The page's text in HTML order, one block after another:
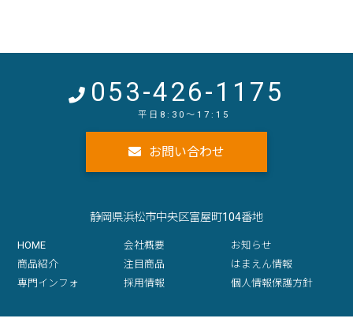
静岡県浜松市中央区富屋町104番地
053-426-1175
お問い合わせ
HOME 会社概要
お知らせ
商品紹介
注目商品
はまえん情報
専門インフォ
採用情報 個人情報保護方針